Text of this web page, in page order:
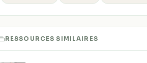
RESSOURCES SIMILAIRES